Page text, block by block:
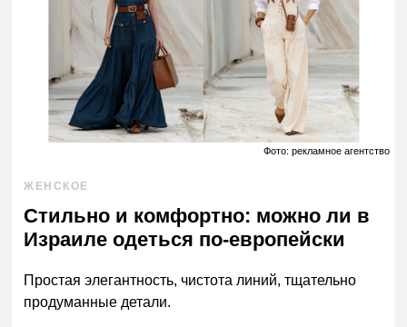
Фото: рекламное агентство
ЖЕНСКОЕ
Стильно и комфортно: можно ли в
Израиле одеться по-европейски
Простая элегантность, чистота линий, тщательно
продуманные детали.